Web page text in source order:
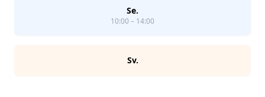
Se.
10:00 – 14:00
Sv.